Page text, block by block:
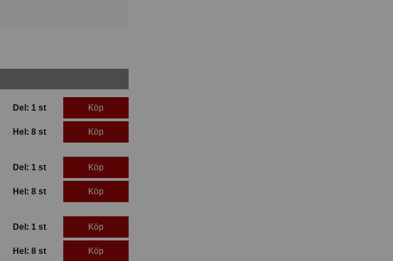
Del: 1 st Köp
Hel: 8 st Köp
Del: 1 st Köp
Hel: 8 st Köp
Del: 1 st Köp
Hel: 8 st Köp